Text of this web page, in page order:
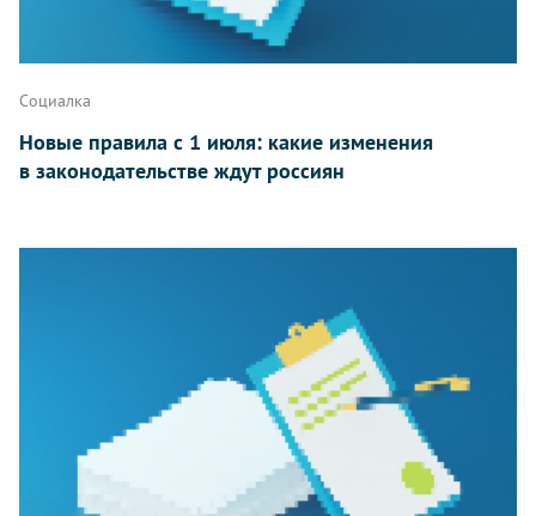
Социалка
Новые правила с 1 июля: какие изменения
в законодательстве ждут россиян